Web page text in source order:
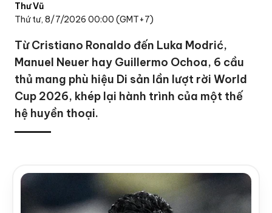
Thư Vũ
Thứ tư, 8/7/2026 00:00 (GMT+7)
Từ Cristiano Ronaldo đến Luka Modrić,
Manuel Neuer hay Guillermo Ochoa, 6 cầu
thủ mang phù hiệu Di sản lần lượt rời World
Cup 2026, khép lại hành trình của một thế
hệ huyền thoại.